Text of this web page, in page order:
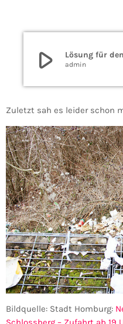
play_arrow admin
Zuletzt sah es leider schon
Bildquelle: Stadt Homburg: